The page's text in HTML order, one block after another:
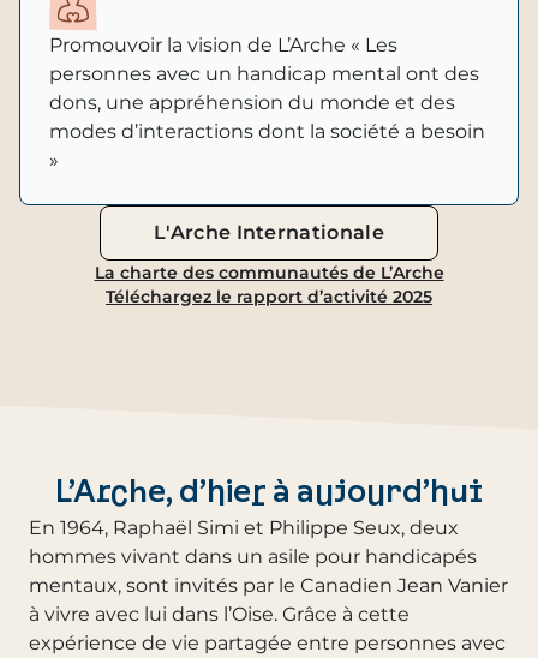
Promouvoir la vision de L’Arche « Les
personnes avec un handicap mental ont des
dons, une appréhension du monde et des
modes d’interactions dont la société a besoin
»
L'Arche Internationale
La charte des communautés de L’Arche
Téléchargez le rapport d’activité 2025
L’Arche, d’hier à aujourd’hui
En 1964, Raphaël Simi et Philippe Seux, deux
hommes vivant dans un asile pour handicapés
mentaux, sont invités par le Canadien Jean Vanier
à vivre avec lui dans l’Oise. Grâce à cette
expérience de vie partagée entre personnes avec